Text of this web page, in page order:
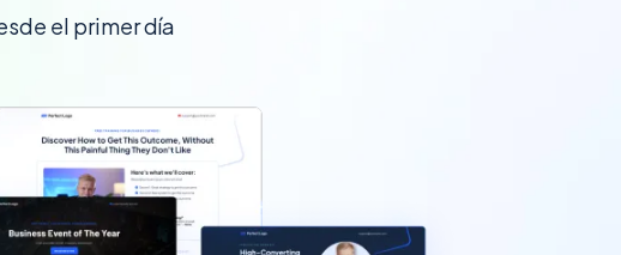
el primer día